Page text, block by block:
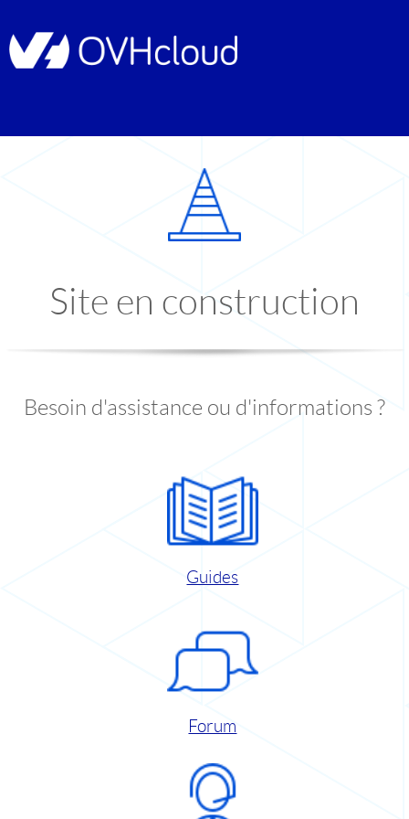
Site en construction
Besoin d'assistance ou d'informations ?
Guides
Forum